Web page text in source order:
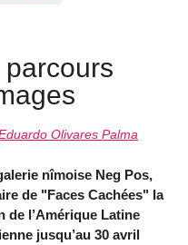
Olivares Palma
nîmoise Neg Pos,
de "Faces Cachées" la
de l’Amérique Latine
jusqu’au 30 avril